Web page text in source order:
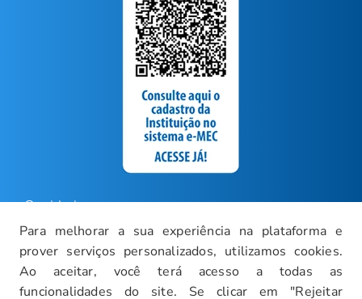
Para melhorar a sua experiência na plataforma e
prover serviços personalizados, utilizamos cookies.
Ao aceitar, você terá acesso a todas as
funcionalidades do site. Se clicar em "Rejeitar
Ouvidoria
Carreiras
Intranet
Política de Privacidade